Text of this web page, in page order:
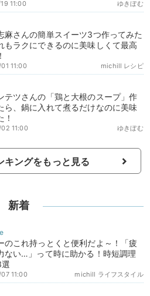
ゆきぼむ
11:00
麻さんの簡単スイーツ3つ作ってみた
もラクにできるのに美味しくて最高
michill レシピ
11:00
テツさんの「鶏と大根のスープ」作
ら、鍋に入れて煮るだけなのに美味
！
ゆきぼむ
11:00
キングをもっと見る
新着
のこれ持っとくと便利だよ～！「疲
ない…」って時に助かる！時短調理
michill ライフスタイル
11:00